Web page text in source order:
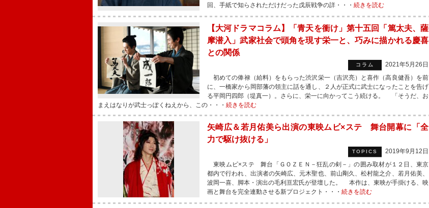
回、手紙で知らされただけだった戊辰戦争の詳・・・ 続きを読む
【大河ドラマコラム】「青天を衝け」第十五回「篤太夫、薩
摩潜入」武家社会で頭角を現す栄一と、巧みに描かれる慶喜
との関係
コラム
2021年5月26日
初めての俸禄（給料）をもらった渋沢栄一（吉沢亮）と喜作（高良健吾）を前
に、一橋家から岡部藩の領主に話を通し、２人が正式に武士になったことを告げ
る平岡円四郎（堤真一）。さらに、栄一に向かってこう続ける。 「そうだ、お
まえはなりが武士っぽくねえから、この・・・ 続きを読む
矢崎広＆若月佑美ら出演の東映ムビ×ステ 舞台開幕に「全
力で駆け抜ける」
TOPICS
2019年9月12日
東映ムビ×ステ 舞台「ＧＯＺＥＮ－狂乱の剣－」の囲み取材が１２日、東京
都内で行われ、出演者の矢崎広、元木聖也、前山剛久、松村龍之介、若月佑美、
波岡一喜、脚本・演出の毛利亘宏氏が登壇した。 本作は、東映が手掛ける、映
画と舞台を完全連動させる新プロジェクト・・・ 続きを読む